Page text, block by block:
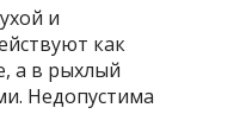
и
как
а в рыхлый
Недопустима